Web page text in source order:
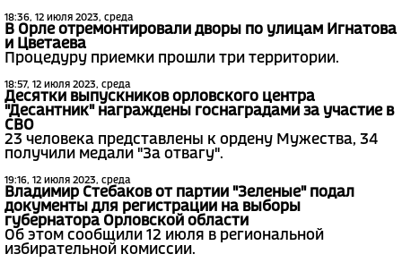
18:36, 12 июля 2023, среда
В Орле отремонтировали дворы по улицам Игнатова
и Цветаева
Процедуру приемки прошли три территории.
18:57, 12 июля 2023, среда
Десятки выпускников орловского центра
"Десантник" награждены госнаградами за участие в
СВО
23 человека представлены к ордену Мужества, 34
получили медали "За отвагу".
19:16, 12 июля 2023, среда
Владимир Стебаков от партии "Зеленые" подал
документы для регистрации на выборы
губернатора Орловской области
Об этом сообщили 12 июля в региональной
избирательной комиссии.